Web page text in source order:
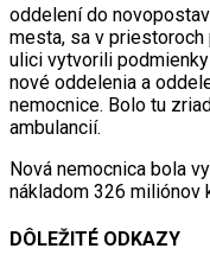
oddelení do
mesta, sa v
ulici vytvorili
nové oddelenia a
nemocnice. Bolo tu
ambulancií.
Nová nemocnica bola
nákladom 326 miliónov
DÔLEŽITÉ ODKAZY